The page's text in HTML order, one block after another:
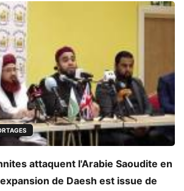
attaquent l'Arabie Saoudite en
de Daesh est issue de